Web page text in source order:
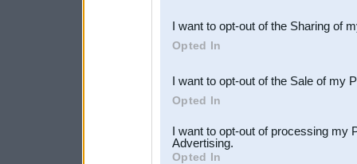
Downstream Participants
third parties.
I want to opt-out of the Sharing of
Opted In
I want to opt-out of the Sale of my
Opted In
I want to opt-out of processing my
Advertising.
Opted In